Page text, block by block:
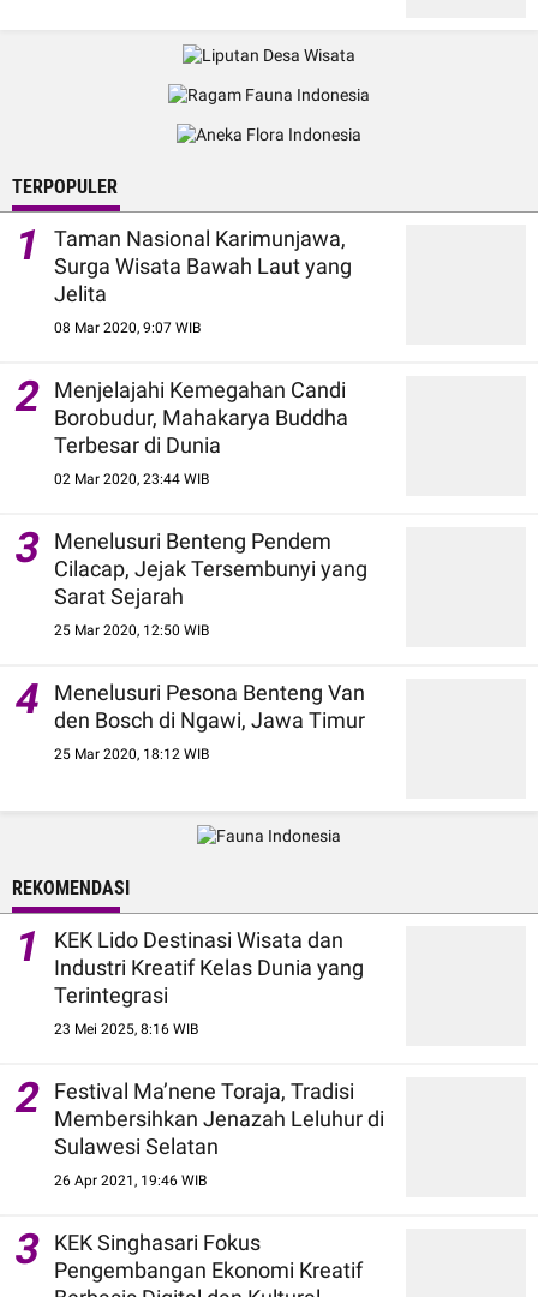
TERPOPULER
1
Taman Nasional Karimunjawa,
Surga Wisata Bawah Laut yang
Jelita
08 Mar 2020, 9:07 WIB
2
Menjelajahi Kemegahan Candi
Borobudur, Mahakarya Buddha
Terbesar di Dunia
02 Mar 2020, 23:44 WIB
3
Menelusuri Benteng Pendem
Cilacap, Jejak Tersembunyi yang
Sarat Sejarah
25 Mar 2020, 12:50 WIB
4
Menelusuri Pesona Benteng Van
den Bosch di Ngawi, Jawa Timur
25 Mar 2020, 18:12 WIB
REKOMENDASI
1
KEK Lido Destinasi Wisata dan
Industri Kreatif Kelas Dunia yang
Terintegrasi
23 Mei 2025, 8:16 WIB
2
Festival Ma’nene Toraja, Tradisi
Membersihkan Jenazah Leluhur di
Sulawesi Selatan
26 Apr 2021, 19:46 WIB
3
KEK Singhasari Fokus
Pengembangan Ekonomi Kreatif